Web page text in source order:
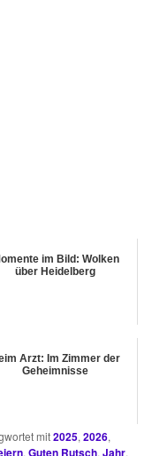
im Bild: Wolken
über Heidelberg
Arzt: Im Zimmer der
Geheimnisse
mit2025,2026,
,Guten Rutsch,Jahr,